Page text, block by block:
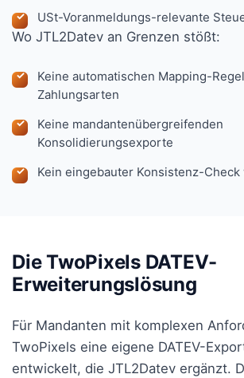
USt-Voranmeldungs-relevante
Wo JTL2Datev an Grenzen stößt:
Keine automatischen Mapping-
Zahlungsarten
Keine mandantenübergreifenden
Konsolidierungsexporte
Kein eingebauter Konsistenz-
Die TwoPixels DATEV-
Erweiterungslösung
Für Mandanten mit komplexen
TwoPixels eine eigene DATEV-
entwickelt, die JTL2Datev ergänzt.